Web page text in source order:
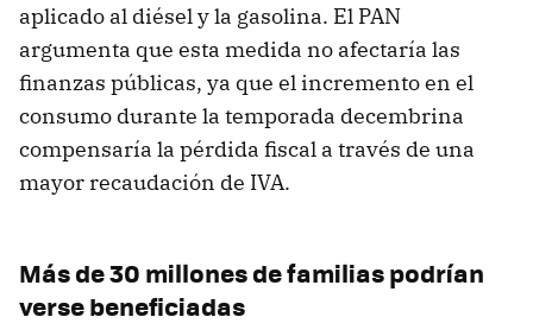
aplicado al diésel y la gasolina. El PAN
argumenta que esta medida no afectaría las
finanzas públicas, ya que el incremento en el
consumo durante la temporada decembrina
compensaría la pérdida fiscal a través de una
mayor recaudación de IVA.
Más de 30 millones de familias podrían
verse beneficiadas